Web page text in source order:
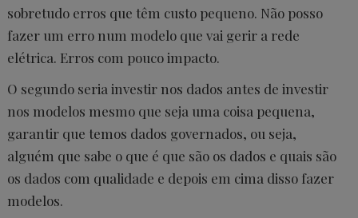
sobretudo erros que têm custo pequeno. Não posso
fazer um erro num modelo que vai gerir a rede
elétrica. Erros com pouco impacto.
O segundo seria investir nos dados antes de investir
nos modelos mesmo que seja uma coisa pequena,
garantir que temos dados governados, ou seja,
alguém que sabe o que é que são os dados e quais são
os dados com qualidade e depois em cima disso fazer
modelos.